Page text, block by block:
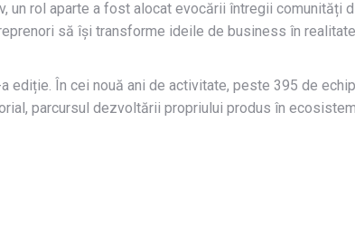
un rol aparte a fost alocat evocării întregii comunități
să își transforme ideile de business în
ediție. În cei nouă ani de activitate, peste 395 de
parcursul dezvoltării propriului produs în